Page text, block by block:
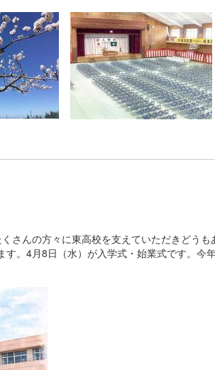
さんの方々に東高校を支えていただきどうも
。4月8日（水）が入学式・始業式です。今